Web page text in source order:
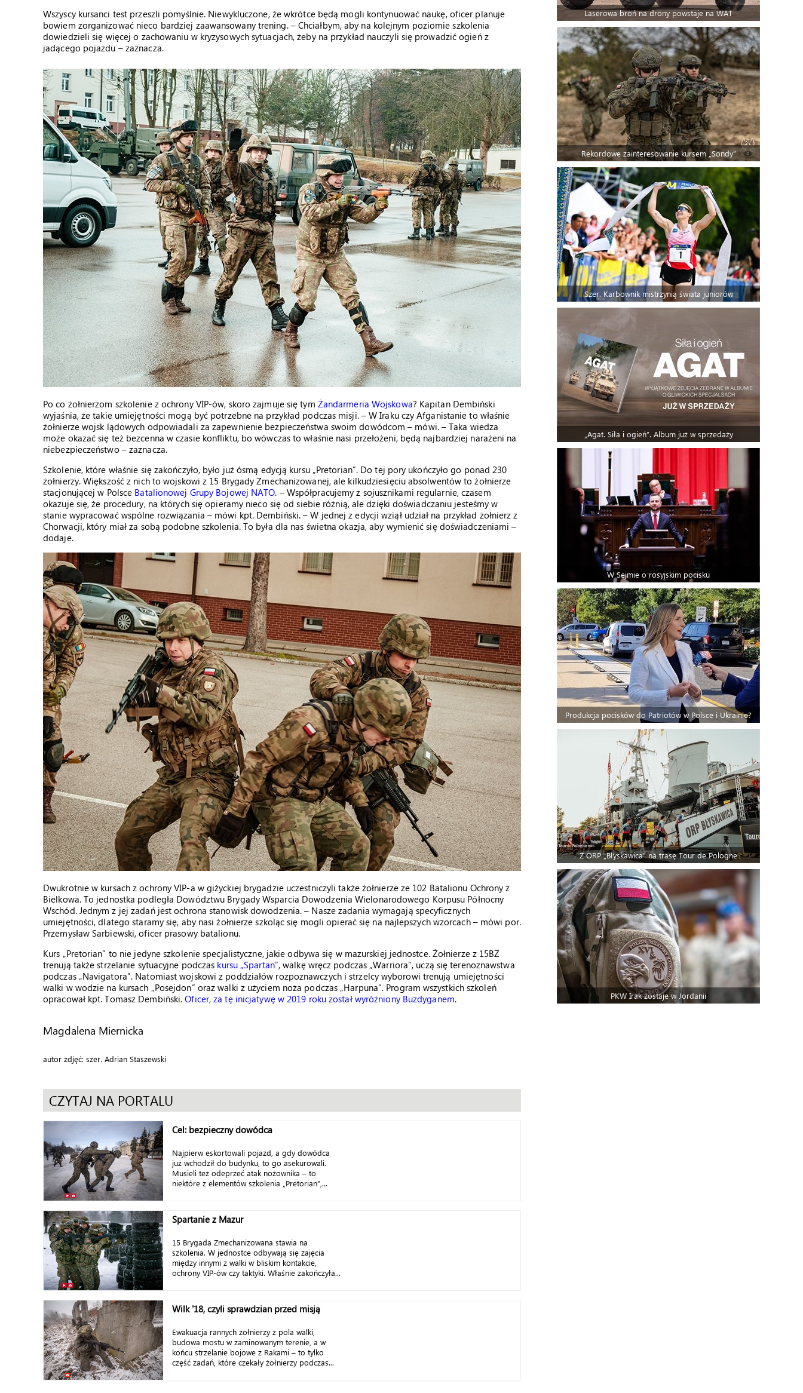
Wszyscy kursanci test przeszli pomyślnie. Niewykluczone, że wkrótce będą mogli kontynuować naukę, oficer planuje
bowiem zorganizować nieco bardziej zaawansowany trening. – Chciałbym, aby na kolejnym poziomie szkolenia
dowiedzieli się więcej o zachowaniu w kryzysowych sytuacjach, żeby na przykład nauczyli się prowadzić ogień z
jadącego pojazdu – zaznacza.
Po co żołnierzom szkolenie z ochrony VIP-ów, skoro zajmuje się tym Żandarmeria Wojskowa? Kapitan Dembiński
wyjaśnia, że takie umiejętności mogą być potrzebne na przykład podczas misji. – W Iraku czy Afganistanie to właśnie
żołnierze wojsk lądowych odpowiadali za zapewnienie bezpieczeństwa swoim dowódcom – mówi. – Taka wiedza
może okazać się też bezcenna w czasie konfliktu, bo wówczas to właśnie nasi przełożeni, będą najbardziej narażeni na
niebezpieczeństwo – zaznacza.
Szkolenie, które właśnie się zakończyło, było już ósmą edycją kursu „Pretorian”. Do tej pory ukończyło go ponad 230
żołnierzy. Większość z nich to wojskowi z 15 Brygady Zmechanizowanej, ale kilkudziesięciu absolwentów to żołnierze
stacjonującej w Polsce Batalionowej Grupy Bojowej NATO. – Współpracujemy z sojusznikami regularnie, czasem
okazuje się, że procedury, na których się opieramy nieco się od siebie różnią, ale dzięki doświadczaniu jesteśmy w
stanie wypracować wspólne rozwiązania – mówi kpt. Dembiński. – W jednej z edycji wziął udział na przykład żołnierz z
Chorwacji, który miał za sobą podobne szkolenia. To była dla nas świetna okazja, aby wymienić się doświadczeniami –
dodaje.
Dwukrotnie w kursach z ochrony VIP-a w giżyckiej brygadzie uczestniczyli także żołnierze ze 102 Batalionu Ochrony z
Bielkowa. To jednostka podległa Dowództwu Brygady Wsparcia Dowodzenia Wielonarodowego Korpusu Północny
Wschód. Jednym z jej zadań jest ochrona stanowisk dowodzenia. – Nasze zadania wymagają specyficznych
umiejętności, dlatego staramy się, aby nasi żołnierze szkoląc się mogli opierać się na najlepszych wzorcach – mówi por.
Przemysław Sarbiewski, oficer prasowy batalionu.
Kurs „Pretorian” to nie jedyne szkolenie specjalistyczne, jakie odbywa się w mazurskiej jednostce. Żołnierze z 15BZ
trenują także strzelanie sytuacyjne podczas kursu „Spartan”, walkę wręcz podczas „Warriora”, uczą się terenoznawstwa
podczas „Navigatora”. Natomiast wojskowi z poddziałów rozpoznawczych i strzelcy wyborowi trenują umiejętności
walki w wodzie na kursach „Posejdon” oraz walki z użyciem noża podczas „Harpuna”. Program wszystkich szkoleń
opracował kpt. Tomasz Dembiński.Oficer, za tę inicjatywę w 2019 roku został wyróżniony Buzdyganem.
Magdalena Miernicka
autor zdjęć: szer. Adrian Staszewski
CZYTAJ NA PORTALU
Cel: bezpieczny dowódca
Najpierw eskortowali pojazd, a gdy dowódca
już wchodził do budynku, to go asekurowali.
Musieli też odeprzeć atak nożownika – to
niektóre z elementów szkolenia „Pretorian”,...
Spartanie z Mazur
15 Brygada Zmechanizowana stawia na
szkolenia. W jednostce odbywają się zajęcia
między innymi z walki w bliskim kontakcie,
ochrony VIP-ów czy taktyki. Właśnie zakończyła...
Wilk '18, czyli sprawdzian przed misją
Ewakuacja rannych żołnierzy z pola walki,
budowa mostu w zaminowanym terenie, a w
końcu strzelanie bojowe z Rakami – to tylko
część zadań, które czekały żołnierzy podczas...
Laserowa broń na drony powstaje na WAT
Rekordowe zainteresowanie kursem „Sondy”
Szer. Karbownik mistrzynią świata juniorów
„Agat. Siła i ogień”. Album już w sprzedaży
W Sejmie o rosyjskim pocisku
Produkcja pocisków do Patriotów w Polsce i Ukrainie?
Z ORP „Błyskawica” na trasę Tour de Pologne
PKW Irak zostaje w Jordanii